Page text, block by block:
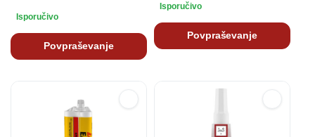
Isporučivo
Povpraševanje
Isporučivo
Povpraševanje